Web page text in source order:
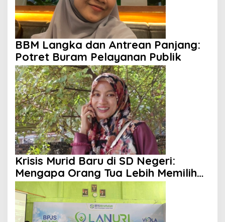
BBM Langka dan Antrean Panjang:
Potret Buram Pelayanan Publik
Krisis Murid Baru di SD Negeri:
Mengapa Orang Tua Lebih Memilih
Sekolah Swasta?